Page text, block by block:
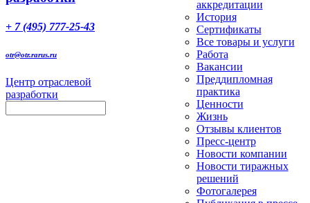
+ 7 (495) 777-25-43
otr@otr.rarus.ru
Центр отраслевой
разработки
аккредитации
История
Сертификаты
Все товары и услуги
Работа
Вакансии
Преддипломная
практика
Ценности
Жизнь
Отзывы клиентов
Пресс-центр
Новости компании
Новости тиражных
решений
Фотогалерея